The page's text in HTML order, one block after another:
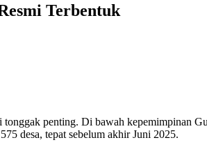
Terbentuk
penting. Di bawah kepemimpinan
desa, tepat sebelum akhir Juni 2025.